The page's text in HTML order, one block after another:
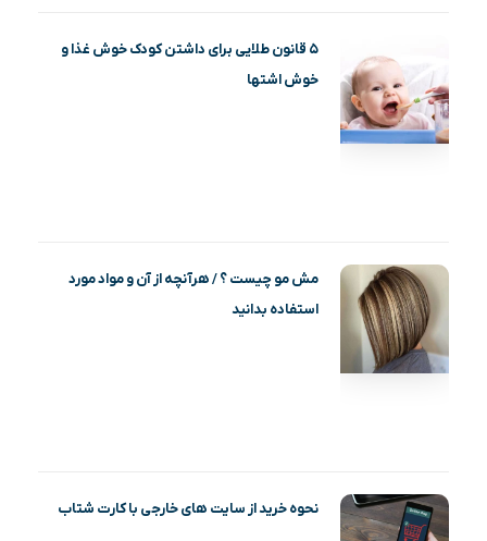
۵ قانون طلایی برای داشتن کودک خوش غذا و
خوش اشتها
مش مو چیست ؟ / هرآنچه از آن و مواد مورد
استفاده بدانید
نحوه خرید از سایت های خارجی با کارت شتاب